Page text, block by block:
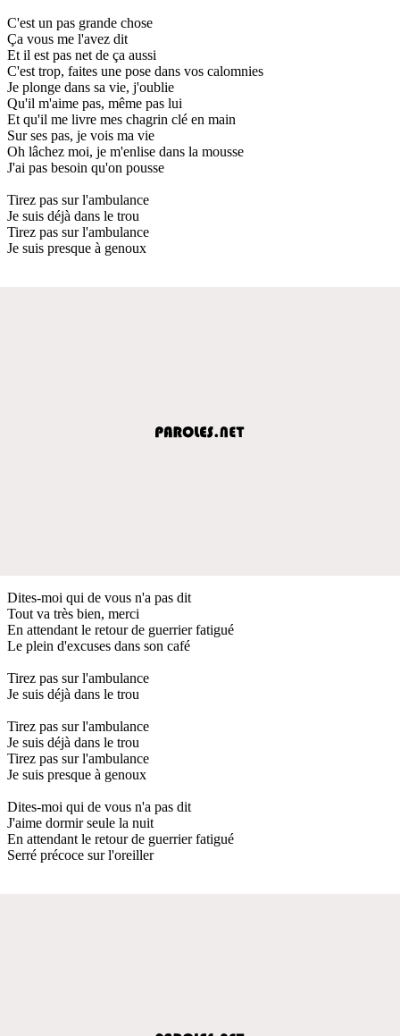
C'est un pas grande chose
Ça vous me l'avez dit
Et il est pas net de ça aussi
C'est trop, faites une pose dans vos calomnies
Je plonge dans sa vie, j'oublie
Qu'il m'aime pas, même pas lui
Et qu'il me livre mes chagrin clé en main
Sur ses pas, je vois ma vie
Oh lâchez moi, je m'enlise dans la mousse
J'ai pas besoin qu'on pousse
Tirez pas sur l'ambulance
Je suis déjà dans le trou
Tirez pas sur l'ambulance
Je suis presque à genoux
Dites-moi qui de vous n'a pas dit
Tout va très bien, merci
En attendant le retour de guerrier fatigué
Le plein d'excuses dans son café
Tirez pas sur l'ambulance
Je suis déjà dans le trou
Tirez pas sur l'ambulance
Je suis déjà dans le trou
Tirez pas sur l'ambulance
Je suis presque à genoux
Dites-moi qui de vous n'a pas dit
J'aime dormir seule la nuit
En attendant le retour de guerrier fatigué
Serré précoce sur l'oreiller